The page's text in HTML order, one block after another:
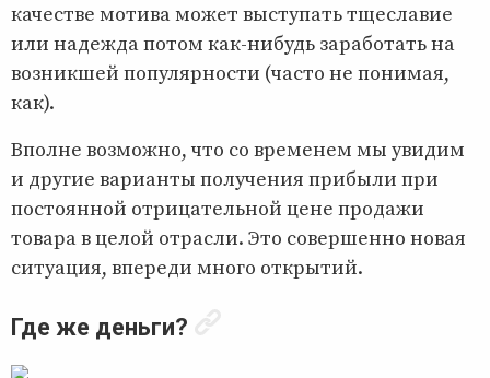
качестве мотива может выступать тщеславие
или надежда потом как-нибудь заработать на
возникшей популярности (часто не понимая,
как).
Вполне возможно, что со временем мы увидим
и другие варианты получения прибыли при
постоянной отрицательной цене продажи
товара в целой отрасли. Это совершенно новая
ситуация, впереди много открытий.
Где же деньги?